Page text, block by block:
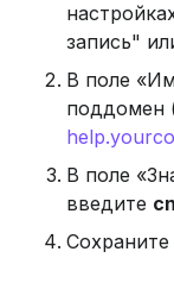
запись"
В поле
поддомен
В поле
введите
Сохраните